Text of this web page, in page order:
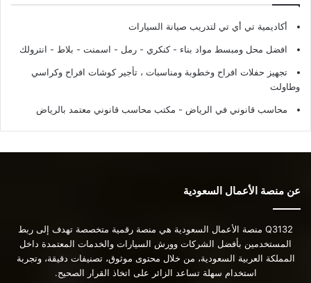
أكاديمية تي أي تي لتدريب صيانة السيارات
افضل محل ومبسط مواد بناء - كنكري - رمل - اسمنت - بلاط - انترولك
تجهيز حفلات افراح وخطوبة ومناسبات ، تأجير كوشات افراح وكراسي
وطاولت
محاسب قانوني في الرياض - مكتب محاسب قانوني معتمد بالرياض
عن منصة الأعمال السعودية
Q3132 منصة الأعمال السعودية هي منصة رقمية متخصصة تهدف إلى ربط
المستخدمين بأفضل الشركات وورش السيارات والخدمات المعتمدة داخل
المملكة العربية السعودية، من خلال محتوى موثوق، تصنيفات دقيقة، وتجربة
استخدام سهلة تساعد الزائر على اتخاذ القرار الصحيح.